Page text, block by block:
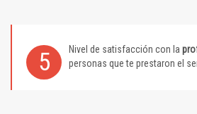
5 Nivel de satisfacción con la
personas que te prestaron el